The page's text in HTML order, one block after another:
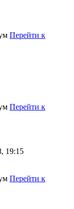
Перейти к
Перейти к
19:15
Перейти к